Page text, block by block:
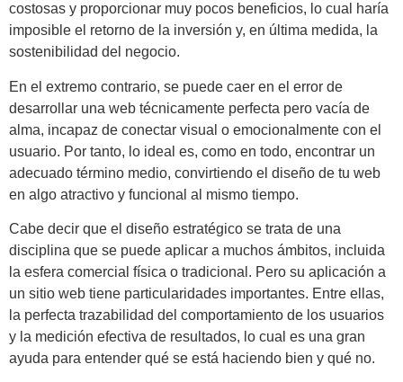
costosas y proporcionar muy pocos beneficios, lo cual haría
imposible el retorno de la inversión y, en última medida, la
sostenibilidad del negocio.
En el extremo contrario, se puede caer en el error de
desarrollar una web técnicamente perfecta pero vacía de
alma, incapaz de conectar visual o emocionalmente con el
usuario. Por tanto, lo ideal es, como en todo, encontrar un
adecuado término medio, convirtiendo el diseño de tu web
en algo atractivo y funcional al mismo tiempo.
Cabe decir que el diseño estratégico se trata de una
disciplina que se puede aplicar a muchos ámbitos, incluida
la esfera comercial física o tradicional. Pero su aplicación a
un sitio web tiene particularidades importantes. Entre ellas,
la perfecta trazabilidad del comportamiento de los usuarios
y la medición efectiva de resultados, lo cual es una gran
ayuda para entender qué se está haciendo bien y qué no.